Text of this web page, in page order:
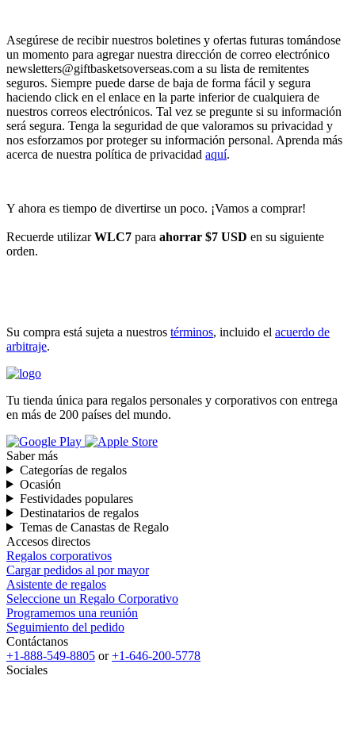
Asegúrese de recibir nuestros boletines y ofertas futuras tomándose
un momento para agregar nuestra dirección de correo electrónico
newsletters@giftbasketsoverseas.com a su lista de remitentes
seguros. Siempre puede darse de baja de forma fácil y segura
haciendo click en el enlace en la parte inferior de cualquiera de
nuestros correos electrónicos. Tal vez se pregunte si su información
será segura. Tenga la seguridad de que valoramos su privacidad y
nos esforzamos por proteger su información personal. Aprenda más
acerca de nuestra política de privacidad aquí.
Y ahora es tiempo de divertirse un poco. ¡Vamos a comprar!
Recuerde utilizarWLC7 para ahorrar $7 USD en su siguiente
orden.
Su compra está sujeta a nuestros términos, incluido el acuerdo de
arbitraje.
Tu tienda única para regalos personales y corporativos con entrega
en más de 200 países del mundo.
Saber más
Categorías de regalos
Ocasión
Festividades populares
Destinatarios de regalos
Temas de Canastas de Regalo
Accesos directos
Regalos corporativos
Cargar pedidos al por mayor
Asistente de regalos
Seleccione un Regalo Corporativo
Programemos una reunión
Seguimiento del pedido
Contáctanos
+1-888-549-8805 or+1-646-200-5778
Sociales